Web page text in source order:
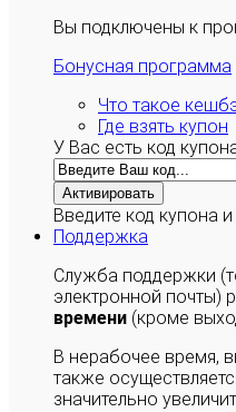
Вы подключены к
Бонусная программа
Что такое
Где взять купон
У Вас есть код
Активировать
Введите код купона
Поддержка
Служба поддержки
электронной почты)
времени (кроме
В нерабочее время,
также
значительно